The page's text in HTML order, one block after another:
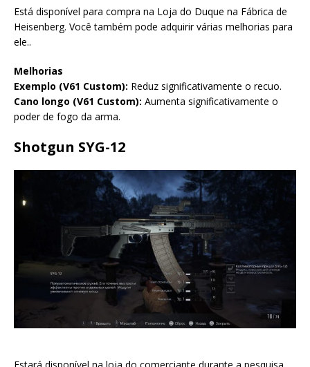
Está disponível para compra na Loja do Duque na Fábrica de
Heisenberg. Você também pode adquirir várias melhorias para
ele..
Melhorias
Exemplo (V61 Custom): Reduz significativamente o recuo.
Cano longo (V61 Custom): Aumenta significativamente o
poder de fogo da arma.
Shotgun SYG-12